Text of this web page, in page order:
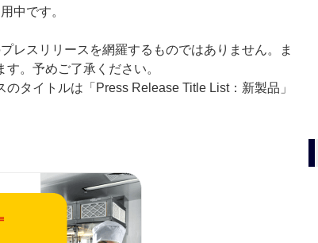
中です。
レスリリースを網羅するものではありません。ま
。予めご了承ください。
タイトルは「Press Release Title List：新製品」